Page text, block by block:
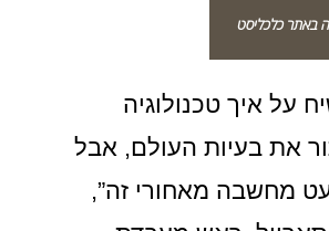
באתר כלכליסט
על איך טכנולוגיה
את בעיות העולם, אבל
מחשבה מאחורי זה”,